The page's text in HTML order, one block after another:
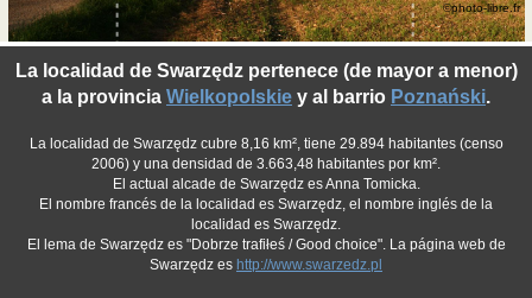
La localidad de Swarzędz pertenece (de mayor a menor)
a la provincia Wielkopolskie y al barrio Poznański.
La localidad de Swarzędz cubre 8,16 km², tiene 29.894 habitantes (censo
2006) y una densidad de 3.663,48 habitantes por km².
El actual alcade de Swarzędz es Anna Tomicka.
El nombre francés de la localidad es Swarzędz, el nombre inglés de la
localidad es Swarzędz.
El lema de Swarzędz es "Dobrze trafiłeś / Good choice". La página web de
Swarzędz es http://www.swarzedz.pl
©photo-libre.fr